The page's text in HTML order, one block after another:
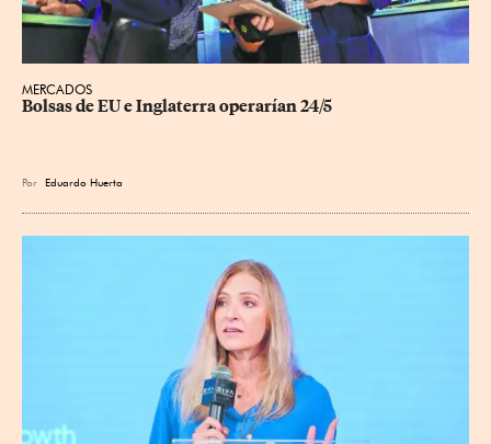
MERCADOS
Bolsas de EU e Inglaterra operarían 24/5
Por Eduardo Huerta